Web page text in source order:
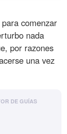
comenzar
nada
por razones
una vez
DE GUÍAS